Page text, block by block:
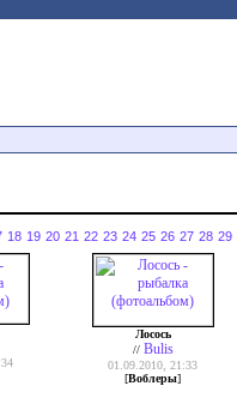
18 19 20 21 22 23 24 25 26 27 28 29
Лосось
// Bulis
01.09.2010, 21:33
[Воблеры]